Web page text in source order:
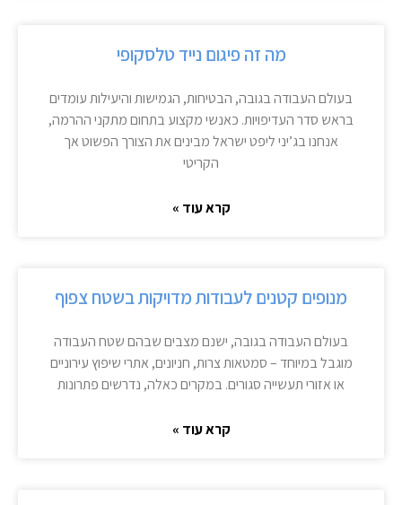
מה זה פיגום נייד טלסקופי
בעולם העבודה בגובה, הבטיחות, הגמישות והיעילות עומדים
בראש סדר העדיפויות. כאנשי מקצוע בתחום מתקני ההרמה,
אנחנו בג’יני ליפט ישראל מבינים את הצורך הפשוט אך
הקריטי
קרא עוד »
מנופים קטנים לעבודות מדויקות בשטח צפוף
בעולם העבודה בגובה, ישנם מצבים שבהם שטח העבודה
מוגבל במיוחד – סמטאות צרות, חניונים, אתרי שיפוץ עירוניים
או אזורי תעשייה סגורים. במקרים כאלה, נדרשים פתרונות
קרא עוד »